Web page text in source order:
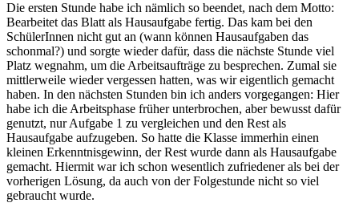
Die ersten Stunde habe ich nämlich so beendet, nach dem Motto:
Bearbeitet das Blatt als Hausaufgabe fertig. Das kam bei den
SchülerInnen nicht gut an (wann können Hausaufgaben das
schonmal?) und sorgte wieder dafür, dass die nächste Stunde viel
Platz wegnahm, um die Arbeitsaufträge zu besprechen. Zumal sie
mittlerweile wieder vergessen hatten, was wir eigentlich gemacht
haben. In den nächsten Stunden bin ich anders vorgegangen: Hier
habe ich die Arbeitsphase früher unterbrochen, aber bewusst dafür
genutzt, nur Aufgabe 1 zu vergleichen und den Rest als
Hausaufgabe aufzugeben. So hatte die Klasse immerhin einen
kleinen Erkenntnisgewinn, der Rest wurde dann als Hausaufgabe
gemacht. Hiermit war ich schon wesentlich zufriedener als bei der
vorherigen Lösung, da auch von der Folgestunde nicht so viel
gebraucht wurde.